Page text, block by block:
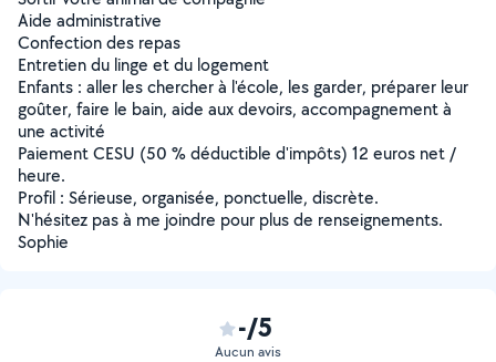
Aide administrative
Confection des repas
Entretien du linge et du logement
Enfants : aller les chercher à l'école, les garder, préparer leur
goûter, faire le bain, aide aux devoirs, accompagnement à
une activité
Paiement CESU (50 % déductible d'impôts) 12 euros net /
heure.
Profil : Sérieuse, organisée, ponctuelle, discrète.
N'hésitez pas à me joindre pour plus de renseignements.
Sophie
-/5
Aucun avis